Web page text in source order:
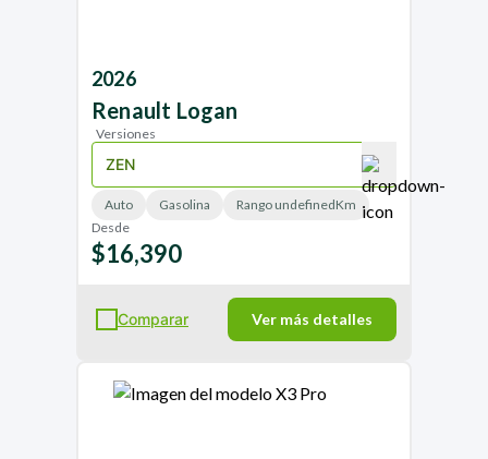
2026
Renault Logan
Versiones
Auto Gasolina
Rango undefinedKm
Desde
$16,390
Comparar Ver más detalles